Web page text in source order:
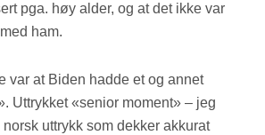
pga. høy alder, og at det ikke var
ham.
var at Biden hadde et og annet
Uttrykket «senior moment» – jeg
uttrykk som dekker akkurat